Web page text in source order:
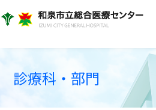
診療科・部門